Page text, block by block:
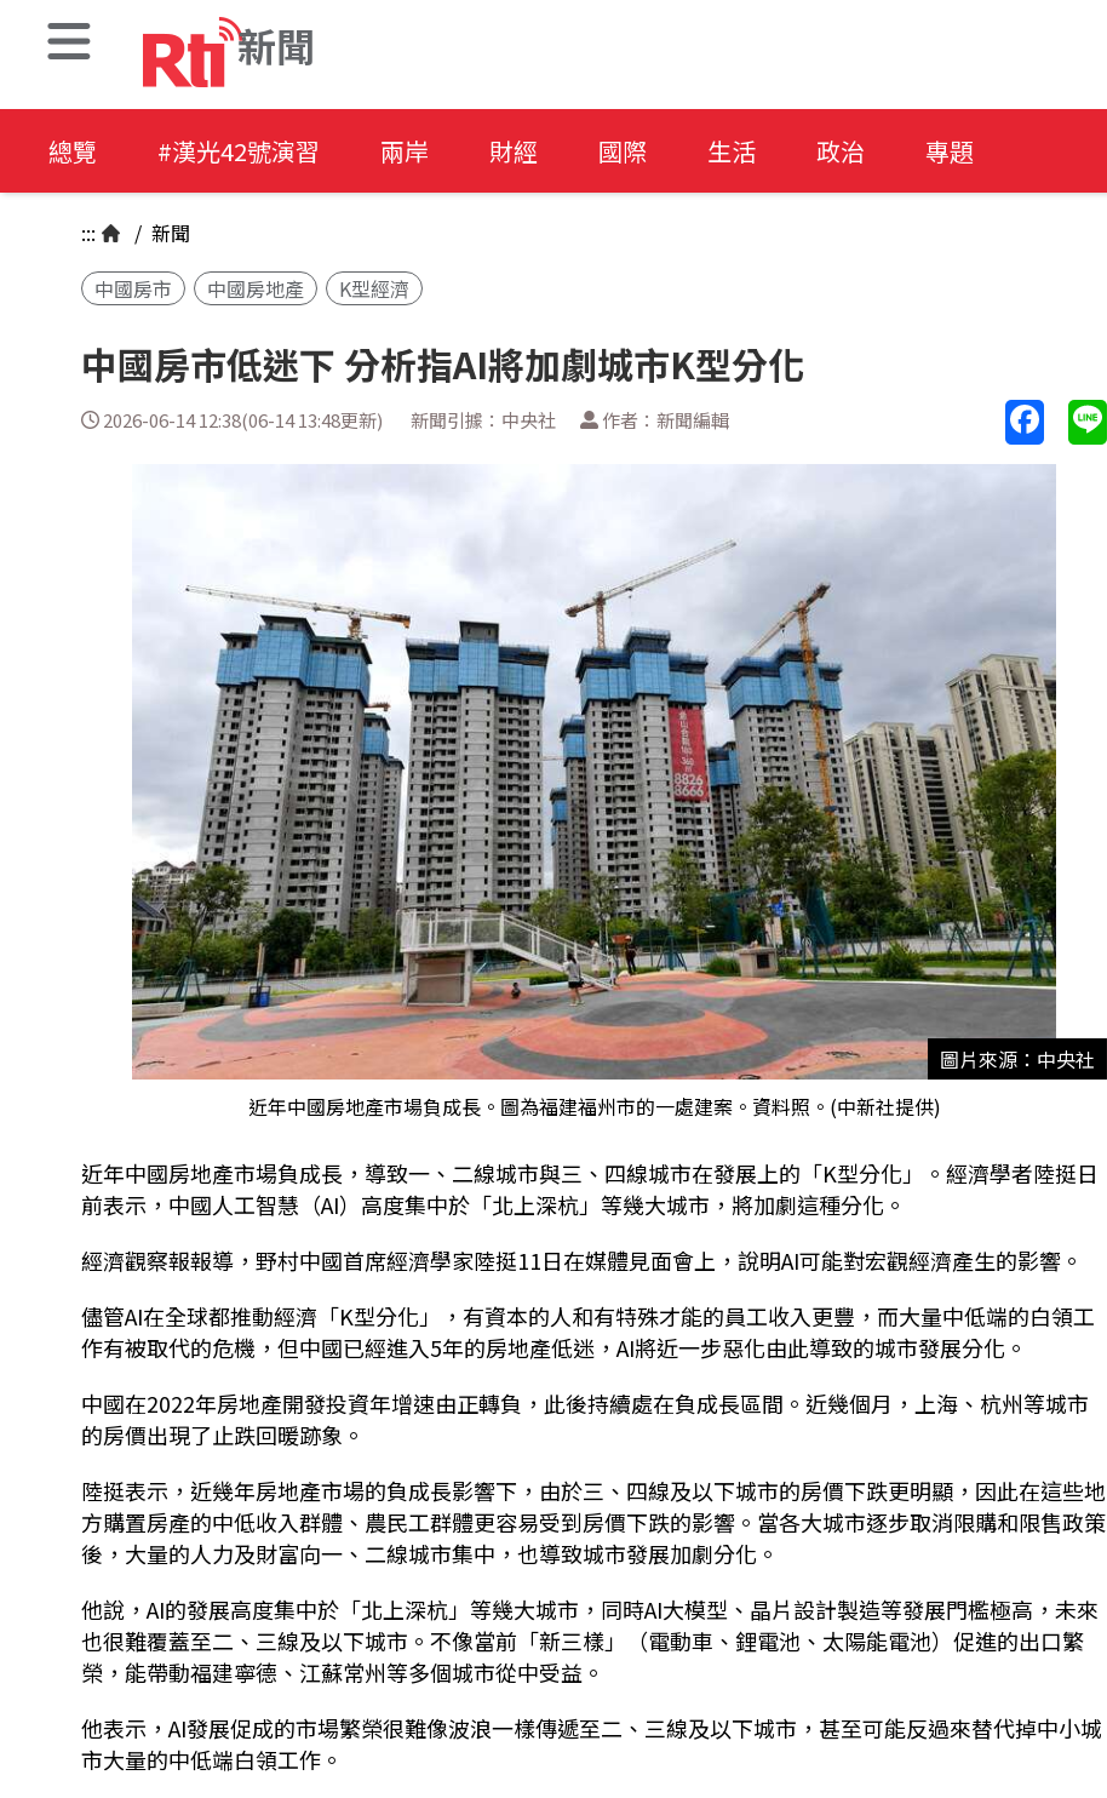
新聞
總覽 #漢光42號演習 兩岸 財經 國際 生活 政治 專題
::: / 新聞
中國房市
中國房地產 K型經濟
中國房市低迷下 分析指AI將加劇城市K型分化
2026-06-14 12:38(06-14 13:48更新) 新聞引據：中央社 作者：新聞編輯
圖片來源：中央社
近年中國房地產市場負成長。圖為福建福州市的一處建案。資料照。(中新社提供)
近年中國房地產市場負成長，導致一、二線城市與三、四線城市在發展上的「K型分化」。經濟學者陸挺日
前表示，中國人工智慧（AI）高度集中於「北上深杭」等幾大城市，將加劇這種分化。
經濟觀察報報導，野村中國首席經濟學家陸挺11日在媒體見面會上，說明AI可能對宏觀經濟產生的影響。
儘管AI在全球都推動經濟「K型分化」，有資本的人和有特殊才能的員工收入更豐，而大量中低端的白領工
作有被取代的危機，但中國已經進入5年的房地產低迷，AI將近一步惡化由此導致的城市發展分化。
中國在2022年房地產開發投資年增速由正轉負，此後持續處在負成長區間。近幾個月，上海、杭州等城市
的房價出現了止跌回暖跡象。
陸挺表示，近幾年房地產市場的負成長影響下，由於三、四線及以下城市的房價下跌更明顯，因此在這些地
方購置房產的中低收入群體、農民工群體更容易受到房價下跌的影響。當各大城市逐步取消限購和限售政策
後，大量的人力及財富向一、二線城市集中，也導致城市發展加劇分化。
他說，AI的發展高度集中於「北上深杭」等幾大城市，同時AI大模型、晶片設計製造等發展門檻極高，未來
也很難覆蓋至二、三線及以下城市。不像當前「新三樣」（電動車、鋰電池、太陽能電池）促進的出口繁
榮，能帶動福建寧德、江蘇常州等多個城市從中受益。
他表示，AI發展促成的市場繁榮很難像波浪一樣傳遞至二、三線及以下城市，甚至可能反過來替代掉中小城
市大量的中低端白領工作。